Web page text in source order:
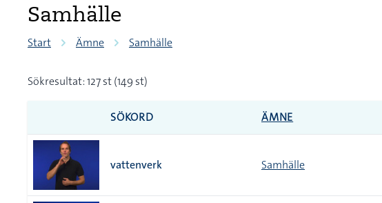
Samhälle
Start Ämne Samhälle
Sökresultat: 127 st (149 st)
SÖKORD ÄMNE
vattenverk Samhälle